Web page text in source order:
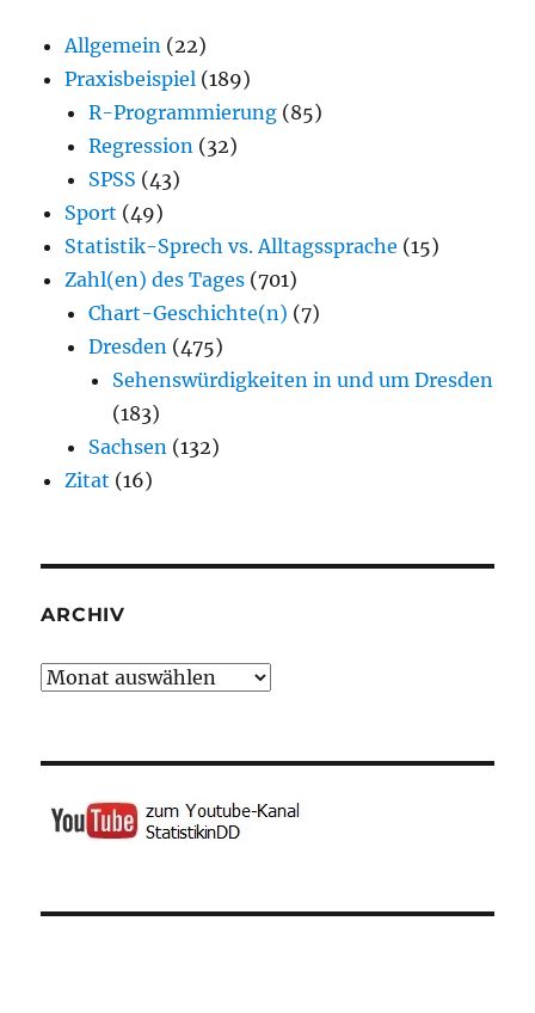
Allgemein (22)
Praxisbeispiel (189)
R-Programmierung (85)
Regression (32)
SPSS (43)
Sport (49)
Statistik-Sprech vs. Alltagssprache (15)
Zahl(en) des Tages (701)
Chart-Geschichte(n) (7)
Dresden (475)
Sehenswürdigkeiten in und um Dresden
(183)
Sachsen (132)
Zitat (16)
ARCHIV
Archiv